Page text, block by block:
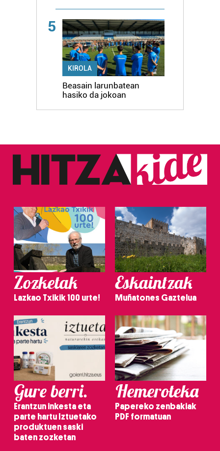
5
KIROLA
Beasain larunbatean
hasiko da jokoan
Zozketak
Lazkao Txikik 100 urte!
Eskaintzak
Muñatones Gaztelua
Gure berri.
Erantzun inkesta eta
parte hartu Iztuetako
produktuen saski
baten zozketan
Hemeroteka
Papereko zenbakiak
PDF formatuan